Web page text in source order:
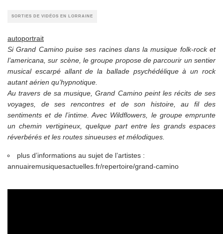
SORTIES DE VIDÉOS EN LORRAINE
autoportrait
Si Grand Camino puise ses racines dans la musique folk-rock et
l’americana, sur scène, le groupe propose de parcourir un sentier
musical escarpé allant de la ballade psychédélique à un rock
autant aérien qu’hypnotique.
Au travers de sa musique, Grand Camino peint les récits de ses
voyages, de ses rencontres et de son histoire, au fil des
sentiments et de l’intime. Avec Wildflowers, le groupe emprunte
un chemin vertigineux, quelque part entre les grands espaces
réverbérés et les routes sinueuses et mélodiques.
plus d’informations au sujet de l’artistes :
annuairemusiquesactuelles.fr/repertoire/grand-camino